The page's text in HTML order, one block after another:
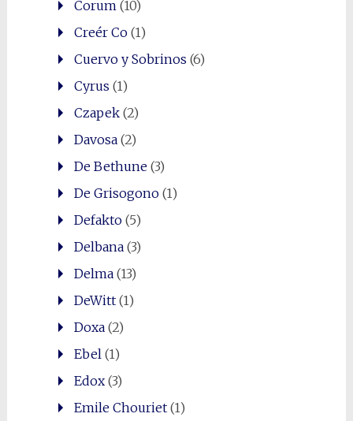
Corum (10)
Creér Co(1)
Cuervo y Sobrinos (6)
Cyrus (1)
Czapek(2)
Davosa(2)
De Bethune(3)
De Grisogono(1)
Defakto(5)
Delbana(3)
Delma(13)
DeWitt(1)
Doxa(2)
Ebel (1)
Edox(3)
Emile Chouriet(1)